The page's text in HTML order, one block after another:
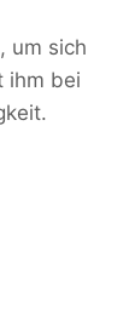
um sich
ihm bei